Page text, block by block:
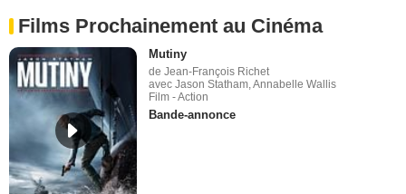
Films Prochainement au Cinéma
Mutiny
de Jean-François Richet
avec Jason Statham, Annabelle Wallis
Film - Action
Bande-annonce